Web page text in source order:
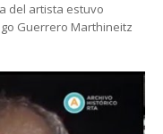
del artista estuvo
Guerrero Marthineitz